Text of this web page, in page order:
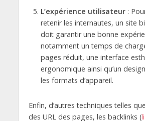
L’expérience utilisateur:
retenir les internautes, un site
doit garantir une bonne
notamment un temps de
pages réduit, une interface
ergonomique ainsi qu’un
les formats d’appareil.
Enfin, d’autres techniques telles
des URL des pages, les backlinks (